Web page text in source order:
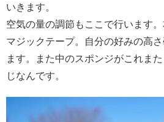
いきます。
空気の量の調節もここで行います
マジックテープ。自分の好みの高
ます。また中のスポンジがこれま
じなんです。